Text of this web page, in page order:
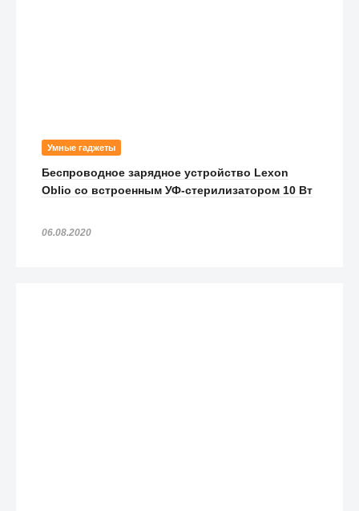
Умные гаджеты
Беспроводное зарядное устройство Lexon
Oblio со встроенным УФ-стерилизатором 10 Вт
06.08.2020